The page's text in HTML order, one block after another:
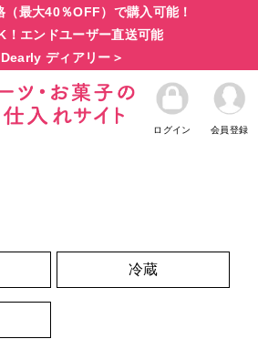
（最大40％OFF）で購入可能！
！エンドユーザー直送可能
Dearly ディアリー＞
ログイン 会員登録
冷蔵